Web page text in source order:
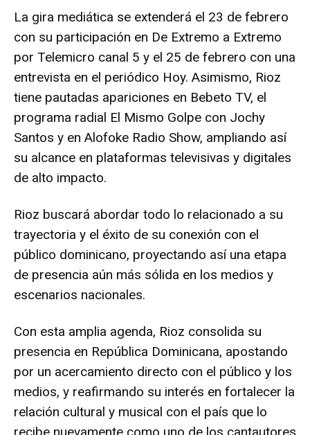
La gira mediática se extenderá el 23 de febrero
con su participación en De Extremo a Extremo
por Telemicro canal 5 y el 25 de febrero con una
entrevista en el periódico Hoy. Asimismo, Rioz
tiene pautadas apariciones en Bebeto TV, el
programa radial El Mismo Golpe con Jochy
Santos y en Alofoke Radio Show, ampliando así
su alcance en plataformas televisivas y digitales
de alto impacto.
Rioz buscará abordar todo lo relacionado a su
trayectoria y el éxito de su conexión con el
público dominicano, proyectando así una etapa
de presencia aún más sólida en los medios y
escenarios nacionales.
Con esta amplia agenda, Rioz consolida su
presencia en República Dominicana, apostando
por un acercamiento directo con el público y los
medios, y reafirmando su interés en fortalecer la
relación cultural y musical con el país que lo
recibe nuevamente como uno de los cantautores